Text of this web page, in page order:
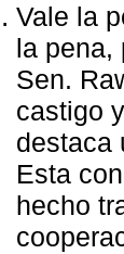
Vale la
la pena,
Sen.
castigo
destaca
Esta
hecho